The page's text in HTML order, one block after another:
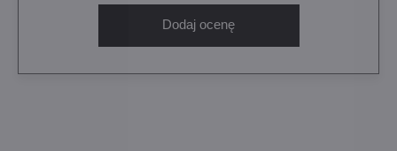
Dodaj ocenę